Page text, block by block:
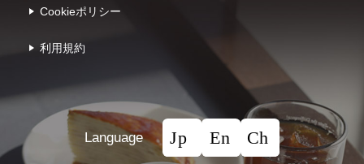
Cookieポリシー
利⽤規約
Language